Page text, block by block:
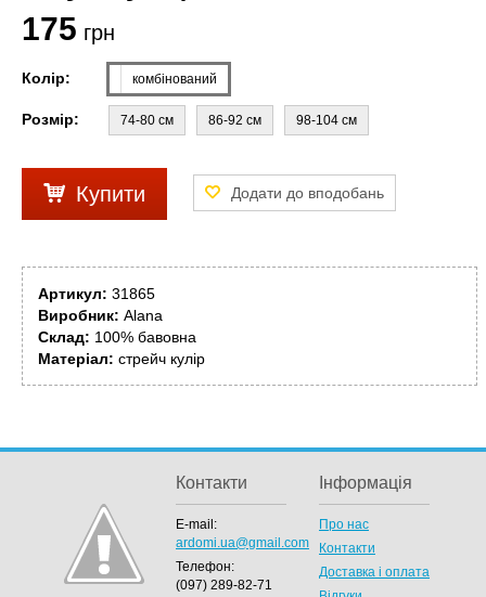
175 грн
Колір: комбінований
Розмір: 74-80 см 86-92 см 98-104 см
Купити
Артикул: 31865
Виробник: Alana
Склад: 100% бавовна
Матеріал: стрейч кулір
Контакти
E-mail:
ardomi.ua@gmail.com
Телефон:
(097) 289-82-71
Інформація
Про нас
Контакти
Доставка і оплата